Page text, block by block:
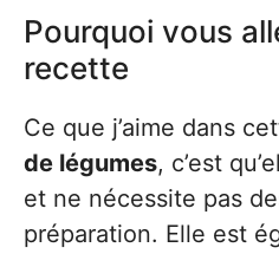
Pourquoi vous
recette
Ce que j’aime dans
de légumes, c’est
et ne nécessite pas
préparation. Elle est